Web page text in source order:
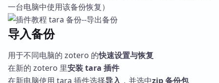
一台电脑中使用该备份恢复）
导入备份
用于不同电脑的 zotero 的快速设置与恢复
在新的 zotero 里安装 tara 插件
在新电脑使用 tara 插件选择导入 ，并选中zip 备份包